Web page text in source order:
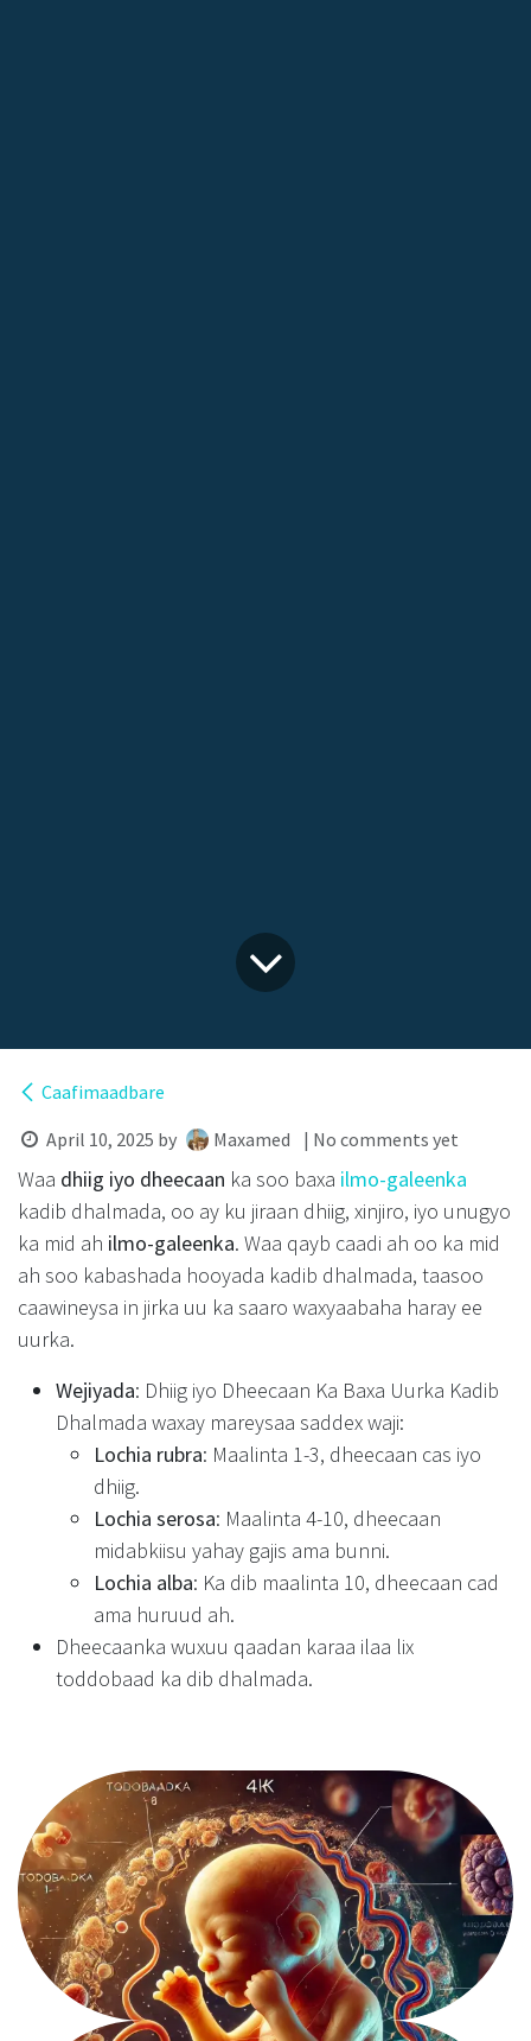
Caafimaadbare
April 10, 2025 by Maxamed | No comments yet
Waa dhiig iyo dheecaan ka soo baxa ilmo-galeenka
kadib dhalmada, oo ay ku jiraan dhiig, xinjiro, iyo unugyo
ka mid ah ilmo-galeenka. Waa qayb caadi ah oo ka mid
ah soo kabashada hooyada kadib dhalmada, taasoo
caawineysa in jirka uu ka saaro waxyaabaha haray ee
uurka.
Wejiyada: Dhiig iyo Dheecaan Ka Baxa Uurka Kadib
Dhalmada waxay mareysaa saddex waji:
Lochia rubra: Maalinta 1-3, dheecaan cas iyo
dhiig.
Lochia serosa: Maalinta 4-10, dheecaan
midabkiisu yahay gajis ama bunni.
Lochia alba: Ka dib maalinta 10, dheecaan cad
ama huruud ah.
Dheecaanka wuxuu qaadan karaa ilaa lix
toddobaad ka dib dhalmada.